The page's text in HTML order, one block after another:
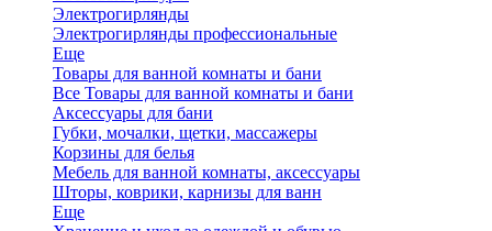
Электрогирлянды
Электрогирлянды профессиональные
Еще
Товары для ванной комнаты и бани
Все Товары для ванной комнаты и бани
Аксессуары для бани
Губки, мочалки, щетки, массажеры
Корзины для белья
Мебель для ванной комнаты, аксессуары
Шторы, коврики, карнизы для ванн
Еще